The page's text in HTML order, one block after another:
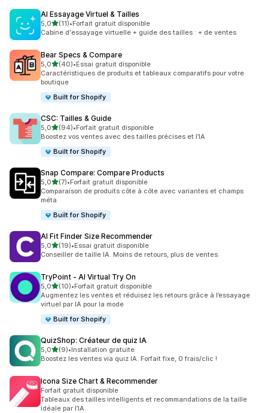
AI Essayage Virtuel & Tailles
5,0étoile(s) sur 5
(11)
11 avis au total
•Forfait gratuit disponible
Cabine d'essayage virtuelle + guide des tailles : + de ventes
Bear Specs & Compare
5,0étoile(s) sur 5
(40)
40 avis au total
•Essai gratuit disponible
Caractéristiques de produits et tableaux comparatifs pour votre
boutique
Built for Shopify
CSC: Tailles & Guide
5,0étoile(s) sur 5
(94)
94 avis au total
•Forfait gratuit disponible
Boostez vos ventes avec des tailles précises et l’IA
Built for Shopify
Snap Compare: Compare Products
5,0étoile(s) sur 5
(7)
7 avis au total
•Forfait gratuit disponible
Comparaison de produits côte à côte avec variantes et champs
méta
Built for Shopify
AI Fit Finder Size Recommender
5,0étoile(s) sur 5
(19)
19 avis au total
•Essai gratuit disponible
Conseiller de taille IA. Moins de retours, plus de ventes.
TryPoint ‑ AI Virtual Try On
5,0étoile(s) sur 5
(10)
10 avis au total
•Forfait gratuit disponible
Augmentez les ventes et réduisez les retours grâce à l’essayage
virtuel par IA pour la mode
Built for Shopify
QuizShop: Créateur de quiz IA
5,0étoile(s) sur 5
(9)
9 avis au total
•Installation gratuite
Boostez les ventes via quiz IA. Forfait fixe, 0 frais/clic !
Icona Size Chart & Recommender
Forfait gratuit disponible
Tableaux des tailles intelligents et recommandations de la taille
idéale par l’IA.